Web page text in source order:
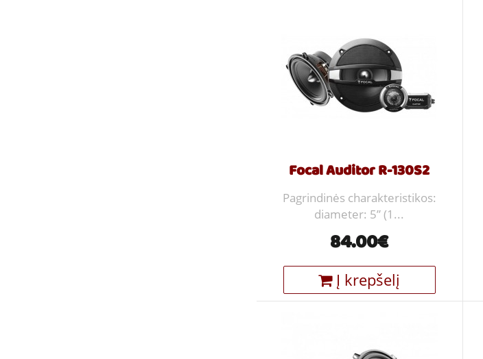
Focal Auditor R-130S2
Pagrindinės charakteristikos:
diameter: 5” (1...
84.00€
Į krepšelį